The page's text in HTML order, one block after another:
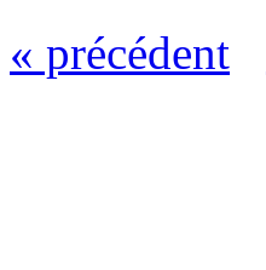
« précédent